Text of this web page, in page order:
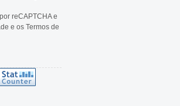
reCAPTCHA e
e os Termos de